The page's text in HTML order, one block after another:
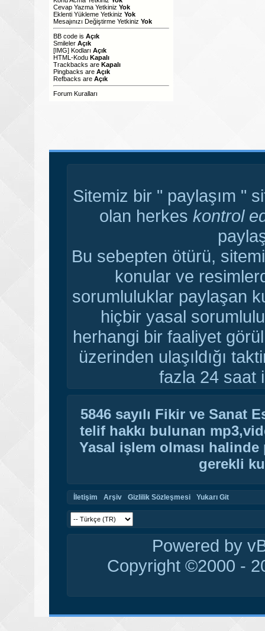
Cevap Yazma Yetkiniz Yok
Eklenti Yükleme Yetkiniz Yok
Mesajınızı Değiştirme Yetkiniz Yok
BB code is Açık
Smileler Açık
[IMG] Kodları Açık
HTML-Kodu Kapalı
Trackbacks are Kapalı
Pingbacks are Açık
Refbacks are Açık
Forum Kuralları
Sitemiz bir " paylaşım "
olan herkes kontrol
Bu sebepten ötürü,
konular ve
sorumluluklar paylaşan
hiçbir yasal
herhangi bir faaliyet
üzerinden ulaşıldığı
fazla 24 saat
5846 sayılı Fikir ve Sanat
telif hakkı bulunan
Yasal işlem olması
gerekli
İletişim Arşiv Gizlilik Sözleşmesi Yukarı Git
Powered by
Copyright ©2000 -